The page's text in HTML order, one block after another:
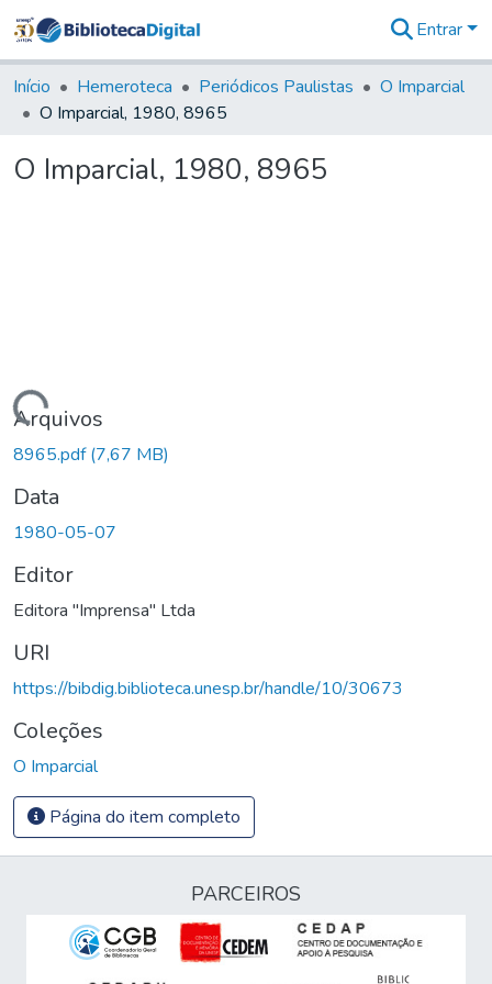
&
Coleções
Tudo na
Digital
Entrar
Início Hemeroteca Periódicos Paulistas
O Imparcial
O Imparcial, 1980, 8965
O Imparcial, 1980, 8965
Carregando...
Arquivos
8965.pdf(7,67 MB)
Data
1980-05-07
Editor
Editora "Imprensa" Ltda
URI
https://bibdig.biblioteca.unesp.br/handle/10/30673
Coleções
O Imparcial
Página do item completo
PARCEIROS